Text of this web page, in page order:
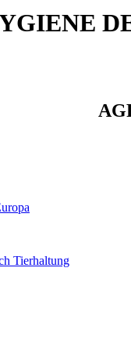
Tierhaltung